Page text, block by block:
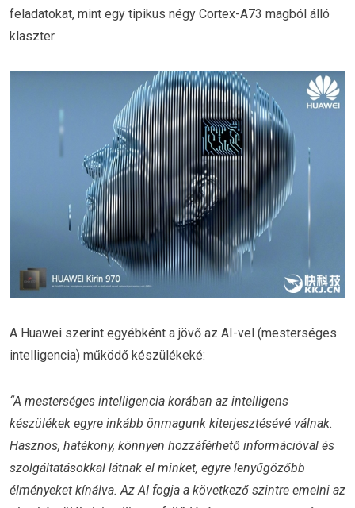
feladatokat, mint egy tipikus négy Cortex-A73 magból álló
klaszter.
A Huawei szerint egyébként a jövő az AI-vel (mesterséges
intelligencia) működő készülékeké:
“A mesterséges intelligencia korában az intelligens
készülékek egyre inkább önmagunk kiterjesztésévé válnak.
Hasznos, hatékony, könnyen hozzáférhető információval és
szolgáltatásokkal látnak el minket, egyre lenyűgözőbb
élményeket kínálva. Az AI fogja a következő szintre emelni az